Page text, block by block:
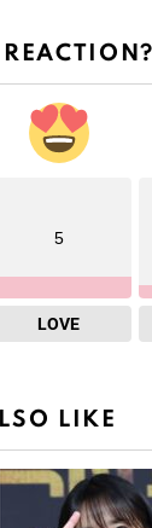
5
LOVE
LIKE